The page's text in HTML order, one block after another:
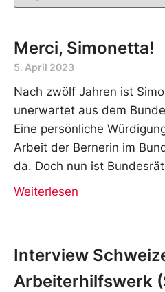
Merci, Simonetta!
5. April 2023
Nach zwölf Jahren ist
unerwartet aus dem
Eine persönliche
Arbeit der Bernerin im
da. Doch nun ist
Weiterlesen
Interview
Arbeiterhilfswerk